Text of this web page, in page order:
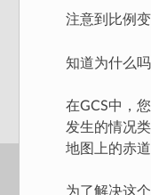
注意到比例
知道为什么
在GCS中，
发生的情况
地图上的赤
为了解决这